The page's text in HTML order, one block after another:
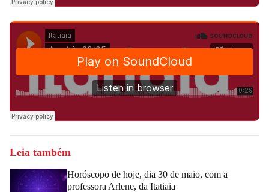
Leia também
Horóscopo de hoje, dia 30 de maio, com a
professora Arlene, da Itatiaia